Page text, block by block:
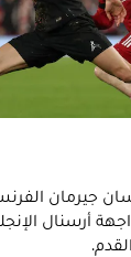
جيرمان
أرسنال